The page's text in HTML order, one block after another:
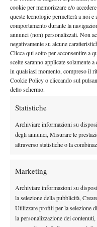
cookie per memorizzare e/o
queste tecnologie permetterà a noi
comportamento durante la
annunci (non) personalizzati. Non
negativamente su alcune
Clicca qui sotto per acconsentire a
scelte saranno applicate solamente
in qualsiasi momento, compreso il
Cookie Policy o cliccando sul
dello schermo.
Statistiche
Archiviare informazioni su
degli annunci, Misurare le
attraverso statistiche o la
Marketing
Archiviare informazioni su
la selezione della pubblicità,
Utilizzare profili per la selezione
la personalizzazione dei
campo era cattivo
era Flavio“.
Una somiglianza dentro e
ci rivedo parecchio. È uno
lato molto umano. È un bel
con le persone. Forse è
sua età, però ha tante
giovane.È anche per
fatto davvero emozionare
Riflettendo su quanto sia
trova le differenze col
e più opportunità
altri hanno di te.Ci
imparare a convivere con
Guardando, dunque, in